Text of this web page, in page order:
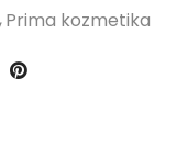
Prima kozmetika